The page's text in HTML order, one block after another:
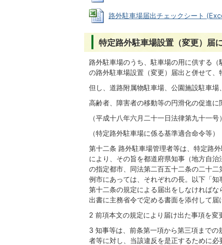
路外駐車場届出チェックシート
特定路外駐車場設置（変更）届
路外駐車場のうち、駐車場の用に供する
の路外駐車場設置（変更）届出と併せて、
但し、道路附属物駐車場、公園施設駐車場
高齢者、障害者の移動等の円滑化の促進に
（平成十八年六月二十一日法律第九十一号）
（特定路外駐車場に係る基準適合命令等）
第十二条 路外駐車場管理者等は、特定路
により、その旨を都道府県知事（地方自
の指定都市、同法第二百五十二条の二十
例市にあっては、それぞれの長。以下「
第十二条の規定による届出をしなければ
出書に主務省令で定める書面を添付して届
2 前項本文の規定により届け出た事項を変
3 知事等は、前条第一項から第三項まで
者等に対し、当該違反を是正するために必